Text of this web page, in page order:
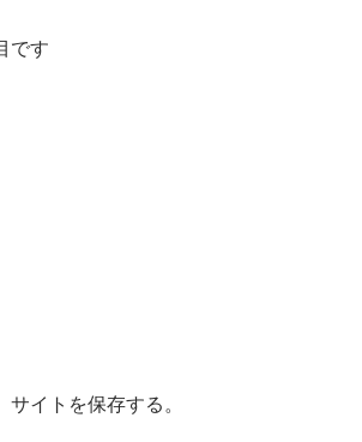
です
イトを保存する。